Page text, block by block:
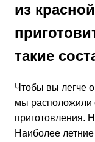
из
такие
Чтобы вы легче
мы расположили
приготовления.
Наиболее